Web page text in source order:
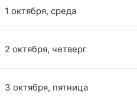
1 октября, среда
2 октября, четверг
3 октября, пятница